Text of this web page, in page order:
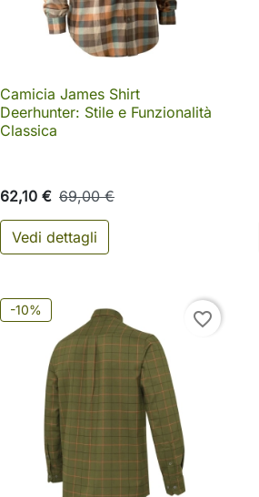
 Anteprima
Camicia James Shirt
Deerhunter: Stile e Funzionalità
Classica
62,10 € 69,00 €
Vedi dettagli
-10% favorite_border